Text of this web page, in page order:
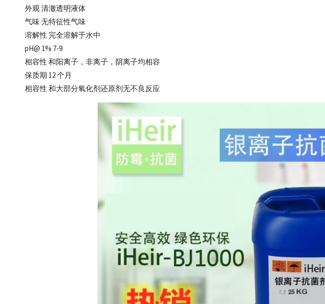
外观 清澈透明液体
气味 无特征性气味
溶解性 完全溶解于水中
pH@ 1% 7-9
相容性 和阳离子，非离子，阴离子均相容
保质期 12 个月
相容性 和大部分氧化剂还原剂无不良反应